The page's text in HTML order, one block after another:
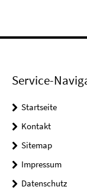
Service-
Startseite
Kontakt
Sitemap
Impressum
Datenschutz